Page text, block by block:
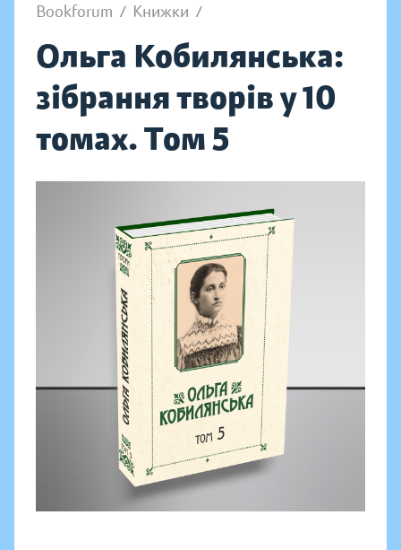
Bookforum / Книжки /
Ольга Кобилянська:
зібрання творів у 10
томах. Том 5